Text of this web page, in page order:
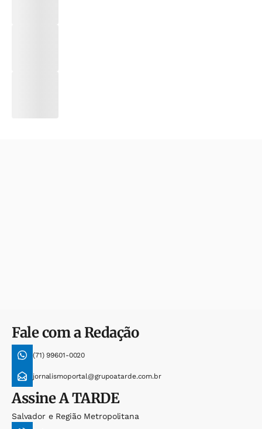
Fale com a Redação
(71) 99601-0020
jornalismoportal@grupoatarde.com.br
AssineA TARDE
Salvador e Região Metropolitana